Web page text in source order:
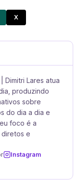
X
Dimitri Lares atua
produzindo
sobre
do dia a dia e
foco é a
e
Instagram